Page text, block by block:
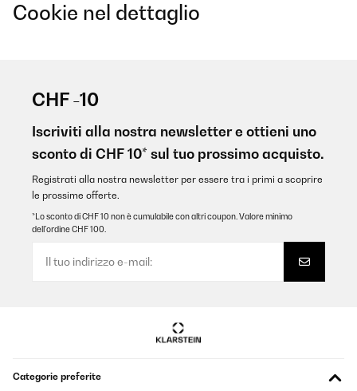
Cookie nel dettaglio
CHF -10
Iscriviti alla nostra newsletter e ottieni uno
sconto di CHF 10* sul tuo prossimo acquisto.
Registrati alla nostra newsletter per essere tra i primi a scoprire
le prossime offerte.
*Lo sconto di CHF 10 non è cumulabile con altri coupon. Valore minimo
dell’ordine CHF 100.
Categorie preferite